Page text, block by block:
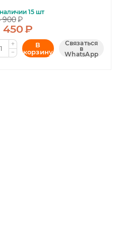
15 шт
900₽
450₽
+
−
В
корзину
Связаться
в
WhatsApp